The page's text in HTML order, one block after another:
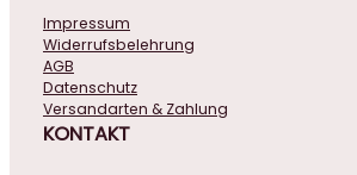
Impressum
Widerrufsbelehrung
AGB
Datenschutz
Versandarten & Zahlung
KONTAKT